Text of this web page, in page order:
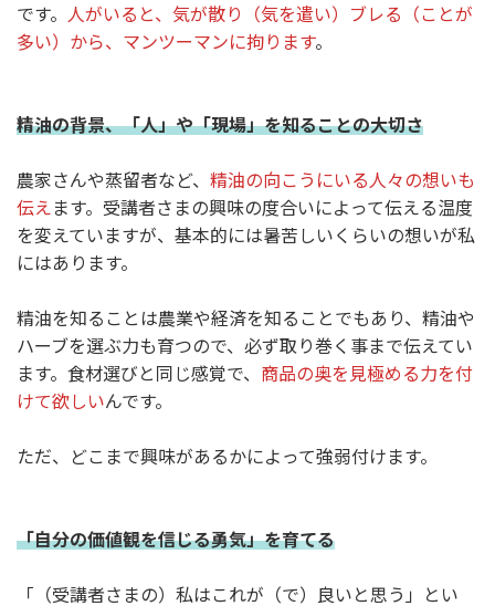
です。
人がいると、気が散り（気を遣い）ブレる（ことが
多い）から、マンツーマンに拘ります。
精油の背景、「人」や「現場」を知ることの大切さ
農家さんや蒸留者など、 精油の向こうにいる人々の想いも
伝え ます。受講者さまの興味の度合いによって伝える温度
を変えていますが、基本的には暑苦しいくらいの想いが私
にはあります。
精油を知ることは農業や経済を知ることでもあり、精油や
ハーブを選ぶ力も育つので、必ず取り巻く事まで伝えてい
ます。食材選びと同じ感覚で、 商品の奥を見極める力を付
けて欲しいんです。
ただ、どこまで興味があるかによって強弱付けます。
「自分の価値観を信じる勇気」を育てる
「（受講者さまの）私はこれが（で）良いと思う」とい